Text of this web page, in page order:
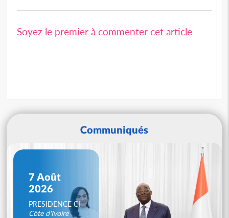
Soyez le premier à commenter cet article
Communiqués
7 Août
2026
PRESIDENCE CI
Côte d'Ivoire